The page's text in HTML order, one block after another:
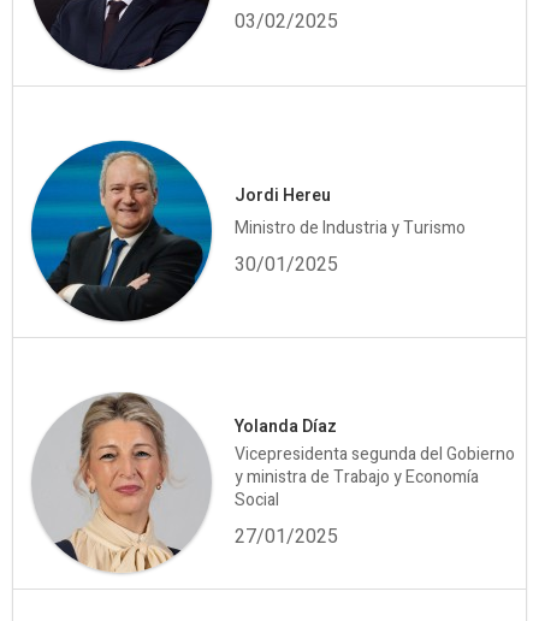
03/02/2025
Jordi Hereu
Ministro de Industria y Turismo
30/01/2025
Yolanda Díaz
Vicepresidenta segunda del Gobierno
y ministra de Trabajo y Economía
Social
27/01/2025